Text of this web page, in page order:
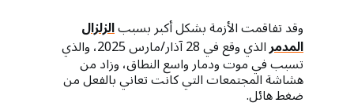
وقد تفاقمت الأزمة بشكل أكبر بسببالزلزال
المدمر الذي وقع في 28 آذار/مارس 2025، والذي
تسبب في موت ودمار واسع النطاق، وزاد من
هشاشة المجتمعات التي كانت تعاني بالفعل من
ضغط هائل.